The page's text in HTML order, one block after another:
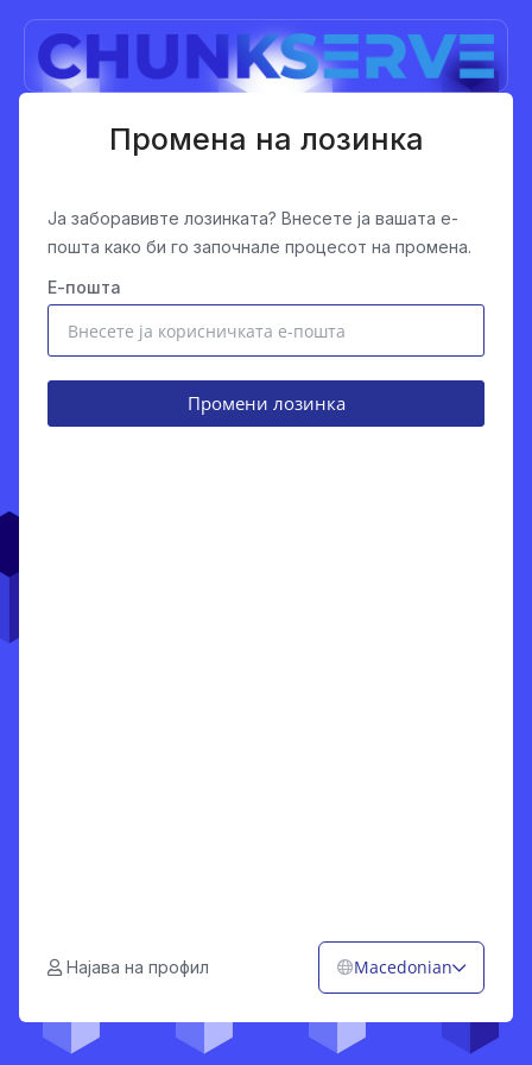
Промена на лозинка
Ја заборавивте лозинката? Внесете ја вашата е-
пошта како би го започнале процесот на промена.
Е-пошта
Промени лозинка
Најава на профил Macedonian